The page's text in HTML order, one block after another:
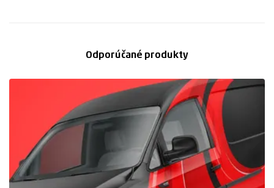
Odporúčané produkty